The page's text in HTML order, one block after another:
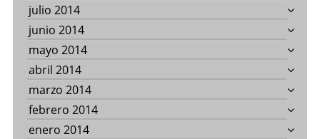
julio 2014
junio 2014
mayo 2014
abril 2014
marzo 2014
febrero 2014
enero 2014